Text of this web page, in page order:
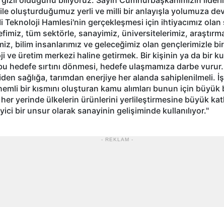
oluşturduğumuz yerli ve milli bir anlayışla yolumuza
Teknoloji Hamlesi'nin gerçekleşmesi için ihtiyacımız
tüm sektörle, sanayimiz, üniversitelerimiz,
bilim insanlarımız ve geleceğimiz olan gençlerimizle
ve üretim merkezi haline getirmek. Bir kişinin ya da bir
hedefe sırtını dönmesi, hedefe ulaşmamıza darbe
sağlığa, tarımdan enerjiye her alanda sahiplenilmeli.
bir kısmını oluşturan kamu alımları bunun için büyük
her yerinde ülkelerin ürünlerini yerlileştirmesine büyük
bir unsur olarak sanayinin gelişiminde kullanılıyor."
- REKLAM -